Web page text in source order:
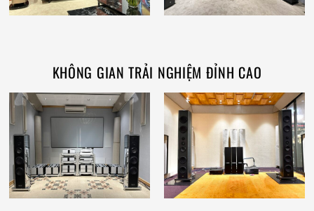
KHÔNG GIAN TRẢI NGHIỆM ĐỈNH CAO